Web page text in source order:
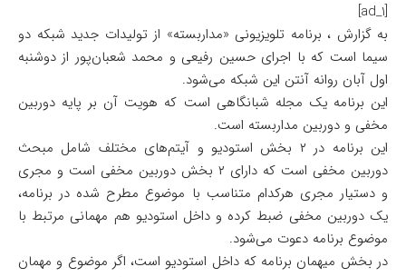
[ad_1]
به گزارش ، برنامه تلویزیونی «مداربسته» از تولیدات جدید شبکه دو
سیما است که با اجرای حسین رفیعی و محمد شعبان‌پور از دوشنبه
اول آبان روانه آنتن این شبکه می‌شود.
این برنامه یک مجله شبانگاهی است که هویت آن بر پایه دوربین
مخفی و دوربین مداربسته است.
این برنامه در ۲ بخش استودیو و آیتم‌های مختلف شامل مبحث
دوربین مخفی است که دارای ۲ بخش دوربین مخفی است و مجری
و دستیار مجری هرکدام متناسب با موضوع مطرح شده در برنامه،
یک دوربین مخفی ضبط کرده و داخل استودیو هم مهمانی مرتبط با
موضوع برنامه دعوت می‌شود.
در بخش میهمان برنامه که داخل استودیو است، اگر موضوع و مهمان